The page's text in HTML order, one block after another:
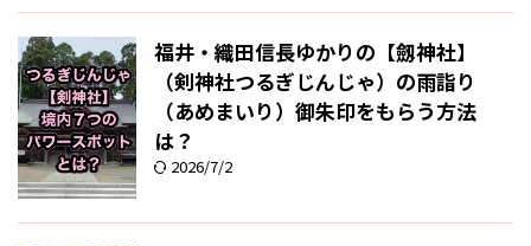
福井・織田信長ゆかりの【劔神社】
（剣神社つるぎじんじゃ）の雨詣り
（あめまいり）御朱印をもらう方法
は？
2026/7/2